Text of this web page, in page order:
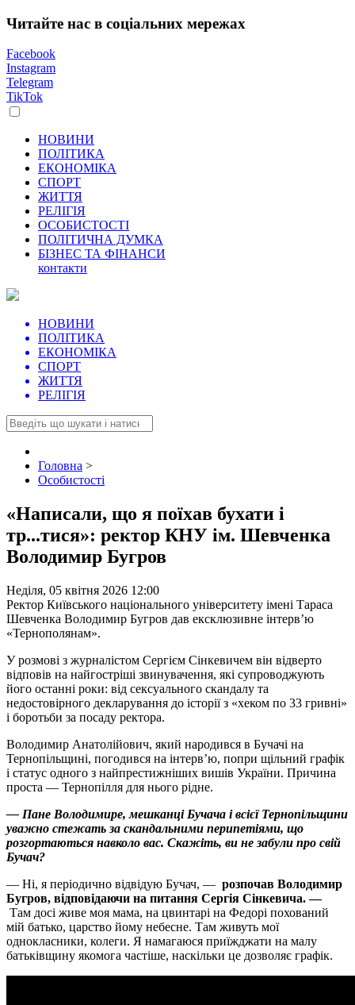
Читайте нас в соціальних мережах
Facebook
Instagram
Telegram
TikTok
НОВИНИ
ПОЛІТИКА
ЕКОНОМІКА
СПОРТ
ЖИТТЯ
РЕЛІГІЯ
ОСОБИСТОСТІ
ПОЛІТИЧНА ДУМКА
БІЗНЕС ТА ФІНАНСИ
контакти
НОВИНИ
ПОЛІТИКА
ЕКОНОМІКА
СПОРТ
ЖИТТЯ
РЕЛІГІЯ
Головна >
Особистості
«Написали, що я поїхав бухати і
тр...тися»: ректор КНУ ім. Шевченка
Володимир Бугров
Неділя, 05 квітня 2026 12:00
Ректор Київського національного університету імені Тараса
Шевченка Володимир Бугров дав ексклюзивне інтерв’ю
«Тернополянам».
У розмові з журналістом Сергієм Сінкевичем він відверто
відповів на найгостріші звинувачення, які супроводжують
його останні роки: від сексуального скандалу та
недостовірного декларування до історії з «хеком по 33 гривні»
і боротьби за посаду ректора.
Володимир Анатолійович, який народився в Бучачі на
Тернопільщині, погодився на інтерв’ю, попри щільний графік
і статус одного з найпрестижніших вишів України. Причина
проста — Тернопілля для нього рідне.
— Пане Володимире, мешканці Бучача і всієї Тернопільщини
уважно стежать за скандальними перипетіями, що
розгортаються навколо вас. Скажіть, ви не забули про свій
Бучач?
— Ні, я періодично відвідую Бучач, — розпочав Володимир
Бугров, відповідаючи на питання Сергія Сінкевича. —
Там досі живе моя мама, на цвинтарі на Федорі похований
мій батько, царство йому небесне. Там живуть мої
однокласники, колеги. Я намагаюся приїжджати на малу
батьківщину якомога частіше, наскільки це дозволяє графік.